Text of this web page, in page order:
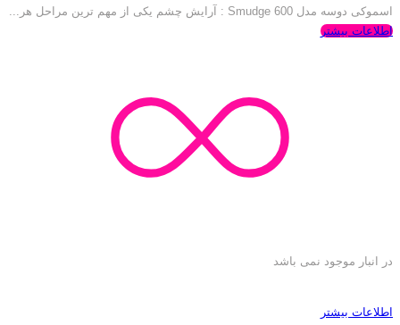
اسموکی دوسه مدل Smudge 600 : آرایش چشم یکی از مهم ترین مراحل هر...
اطلاعات بیشتر
در انبار موجود نمی باشد
اطلاعات بیشتر